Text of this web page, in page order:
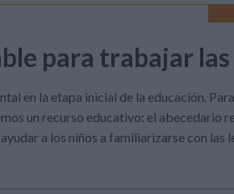
para trabajar
en la etapa inicial de la educación.
un recurso educativo: el abecedario
a los niños a familiarizarse con las